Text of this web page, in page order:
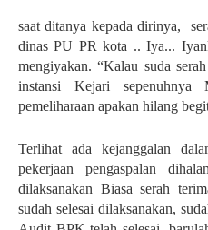
saat ditanya kepada dirinya,
dinas PU PR kota .. Iya...
mengiyakan. “Kalau suda
instansi Kejari sepenuhnya
pemeliharaan apakan hilang
Terlihat ada kejanggalan
pekerjaan pengaspalan
dilaksanakan Biasa serah
sudah selesai dilaksanakan,